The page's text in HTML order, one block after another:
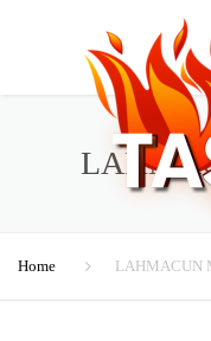
Home LAHMACUN